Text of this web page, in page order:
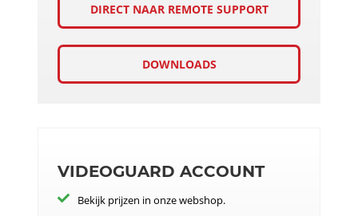
DIRECT NAAR REMOTE SUPPORT
DOWNLOADS
VIDEOGUARD ACCOUNT
Bekijk prijzen in onze webshop.